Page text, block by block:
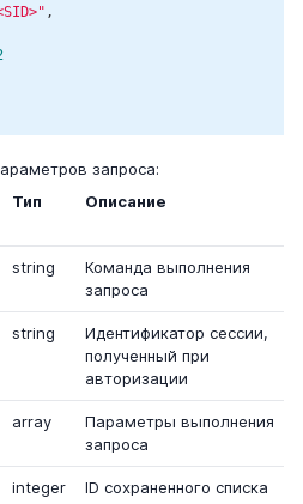
,
запроса:
Тип Описание
string
Команда выполнения
запроса
string
Идентификатор сессии,
полученный при
авторизации
array
Параметры выполнения
запроса
integer ID сохраненного списка